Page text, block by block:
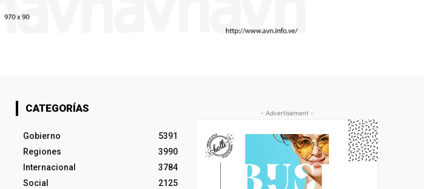
CATEGORÍAS
Gobierno
5391
Regiones
3990
Internacional
3784
Social
2125
- Advertisement -